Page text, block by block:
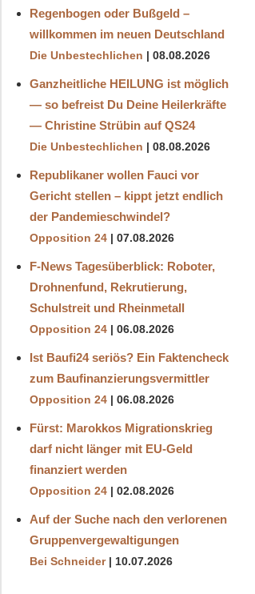
Regenbogen oder Bußgeld –
willkommen im neuen Deutschland
Die Unbestechlichen 08.08.2026
Ganzheitliche HEILUNG ist möglich
— so befreist Du Deine Heilerkräfte
— Christine Strübin auf QS24
Die Unbestechlichen 08.08.2026
Republikaner wollen Fauci vor
Gericht stellen – kippt jetzt endlich
der Pandemieschwindel?
Opposition 24 07.08.2026
F-News Tagesüberblick: Roboter,
Drohnenfund, Rekrutierung,
Schulstreit und Rheinmetall
Opposition 24 06.08.2026
Ist Baufi24 seriös? Ein Faktencheck
zum Baufinanzierungsvermittler
Opposition 24 06.08.2026
Fürst: Marokkos Migrationskrieg
darf nicht länger mit EU-Geld
finanziert werden
Opposition 24 02.08.2026
Auf der Suche nach den verlorenen
Gruppenvergewaltigungen
Bei Schneider 10.07.2026